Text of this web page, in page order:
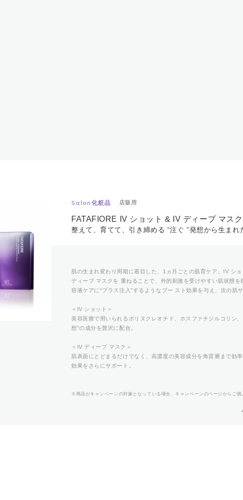
Salon化粧品 店販用
FATAFIORE IV ショット & IV ディープ マスク
整えて、育てて、引き締める “注ぐ ”発想から生まれ
肌の生まれ変わり周期に着目した、1ヵ月ごとの肌育ケア。IV シ
ディープ マスクを 重ねることで、外的刺激を受けやすい肌状態を
容液ケアに“プラス注入”するようなブー スト効果を与え、次の肌
＜IV ショット＞
美容医療で用いられるポリヌクレオチド、ホスファチジルコリン
想”の成分を贅沢に配合。
＜IV ディープ マスク＞
肌表面にとどまるだけでなく、高濃度の美容成分を角質層まで効
効果をさらにサポート。
※商品がキャンペーンの対象となっている場合、キャンペーンのページからご購